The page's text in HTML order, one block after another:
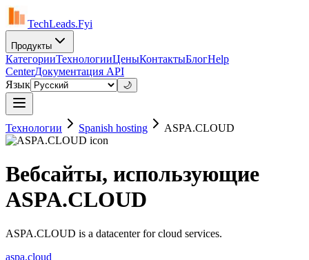
TechLeads.Fyi
Продукты
КатегорииТехнологииЦеныКонтактыБлогHelp
CenterДокументация API
Язык
🌙
Технологии Spanish hosting ASPA.CLOUD
Вебсайты, использующие
ASPA.CLOUD
ASPA.CLOUD is a datacenter for cloud services.
aspa.cloud